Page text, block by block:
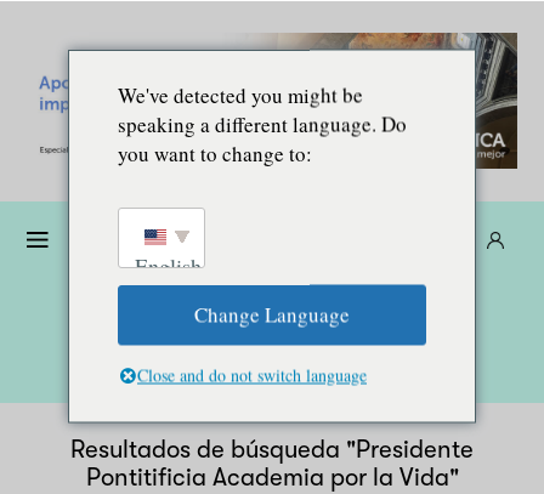
Resultados de búsqueda "Presidente
Pontitificia Academia por la Vida"
We've detected you might be
speaking a different language. Do
you want to change to:
English
Change Language
Close and do not switch language